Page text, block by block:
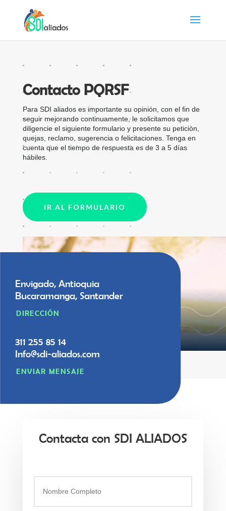
Contacto PQRSF
Para SDI aliados es importante su opinión, con el fin de
seguir mejorando continuamente, le solicitamos que
diligencie el siguiente formulario y presente su peticiòn,
quejas, reclamo, sugerencia o felicitaciones. Tenga en
cuenta que el tiempo de respuesta es de 3 a 5 días
hábiles.
IR AL FORMULARIO
Envigado, Antioquia
Bucaramanga, Santander
DIRECCIÓN
311 255 85 14
Info@sdi-aliados.com
ENVIAR MENSAJE
Contacta con SDI ALIADOS